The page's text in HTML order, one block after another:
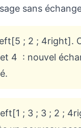
sans
; 2 ; 4right].
4 : nouvel
; 3 ; 3 ; 2 ;